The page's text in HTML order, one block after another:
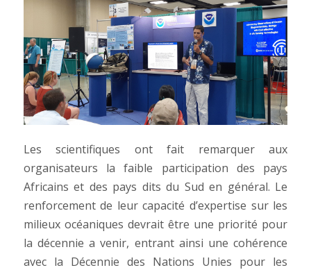
Les scientifiques ont fait remarquer aux
organisateurs la faible participation des pays
Africains et des pays dits du Sud en général. Le
renforcement de leur capacité d’expertise sur les
milieux océaniques devrait être une priorité pour
la décennie a venir, entrant ainsi une cohérence
avec la Décennie des Nations Unies pour les